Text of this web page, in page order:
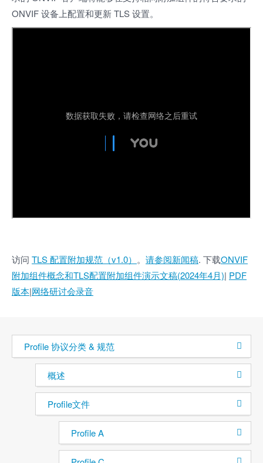
ONVIF 设备上配置和更新 TLS 设置。
访问 TLS 配置附加规范（v1.0） 。 请参阅新闻稿. 下载ONVIF
附加组件概念和TLS配置附加组件演示文稿(2024年4月)| PDF
版本|网络研讨会录音
Profile 协议分类 & 规范
概述
Profile文件
Profile A